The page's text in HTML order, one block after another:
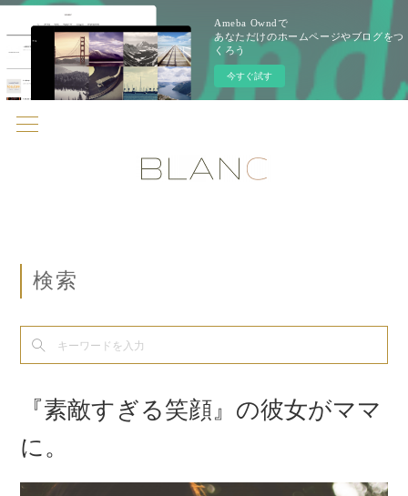
Ameba Owndで
あなただけのホームページやブログをつ
くろう
今すぐ試す
検索
『素敵すぎる笑顔』の彼女がママ
に。